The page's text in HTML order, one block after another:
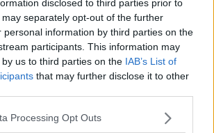
disclosed to third parties prior to
separately opt-out of the further
personal information by third parties on the
participants. This information may
us to third parties on the IAB’s List of
that may further disclose it to other
Processing Opt Outs
e vivere felici
futuro